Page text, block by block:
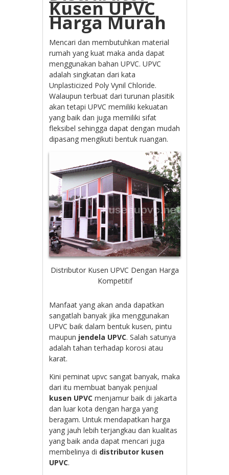
Kusen UPVC
Harga Murah
Mencari dan membutuhkan material
rumah yang kuat maka anda dapat
menggunakan bahan UPVC. UPVC
adalah singkatan dari kata
Unplasticized Poly Vynil Chloride.
Walaupun terbuat dari turunan plasitik
akan tetapi UPVC memiliki kekuatan
yang baik dan juga memiliki sifat
fleksibel sehingga dapat dengan mudah
dipasang mengikuti bentuk ruangan.
Distributor Kusen UPVC Dengan Harga
Kompetitif
Manfaat yang akan anda dapatkan
sangatlah banyak jika menggunakan
UPVC baik dalam bentuk kusen, pintu
maupun jendela UPVC. Salah satunya
adalah tahan terhadap korosi atau
karat.
Kini peminat upvc sangat banyak, maka
dari itu membuat banyak penjual
kusen UPVC menjamur baik di jakarta
dan luar kota dengan harga yang
beragam. Untuk mendapatkan harga
yang jauh lebih terjangkau dan kualitas
yang baik anda dapat mencari juga
membelinya di distributor kusen
UPVC.